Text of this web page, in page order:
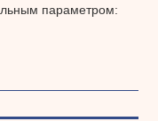
параметром: